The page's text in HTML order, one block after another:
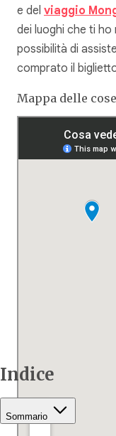
e del viaggio
dei luoghi che ti
possibilità di
comprato il
Mappa delle
Indice
Sommario